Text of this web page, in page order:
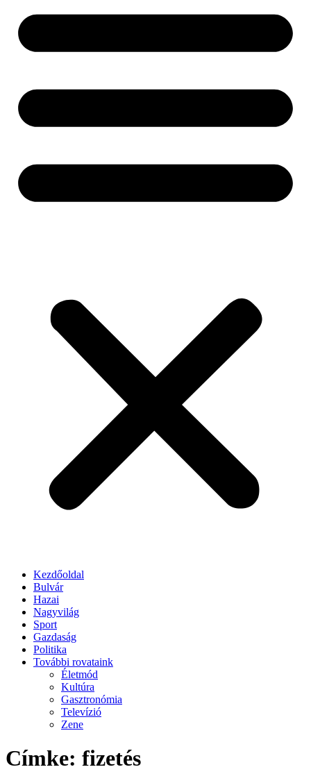
Kezdőoldal
Bulvár
Hazai
Nagyvilág
Sport
Gazdaság
Politika
További rovataink
Életmód
Kultúra
Gasztronómia
Televízió
Zene
Címke: fizetés